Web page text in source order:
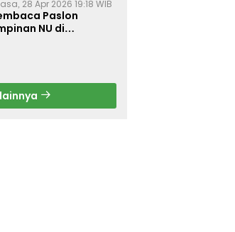
28 Apr 2026 19:18 WIB
Paslon
NU di